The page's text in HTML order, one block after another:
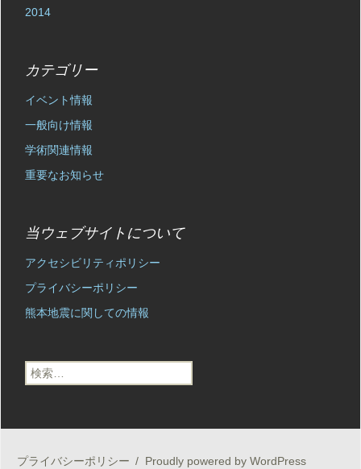
2014
カテゴリー
イベント情報
一般向け情報
学術関連情報
重要なお知らせ
当ウェブサイトについて
アクセシビリティポリシー
プライバシーポリシー
熊本地震に関しての情報
検
索:
プライバシーポリシー Proudly powered by WordPress